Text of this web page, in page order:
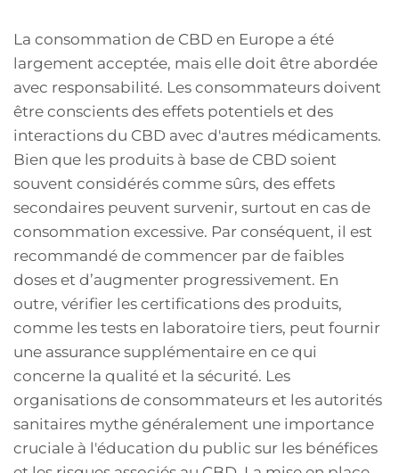
La consommation de CBD en Europe a été
largement acceptée, mais elle doit être abordée
avec responsabilité. Les consommateurs doivent
être conscients des effets potentiels et des
interactions du CBD avec d'autres médicaments.
Bien que les produits à base de CBD soient
souvent considérés comme sûrs, des effets
secondaires peuvent survenir, surtout en cas de
consommation excessive. Par conséquent, il est
recommandé de commencer par de faibles
doses et d’augmenter progressivement. En
outre, vérifier les certifications des produits,
comme les tests en laboratoire tiers, peut fournir
une assurance supplémentaire en ce qui
concerne la qualité et la sécurité. Les
organisations de consommateurs et les autorités
sanitaires mythe généralement une importance
cruciale à l'éducation du public sur les bénéfices